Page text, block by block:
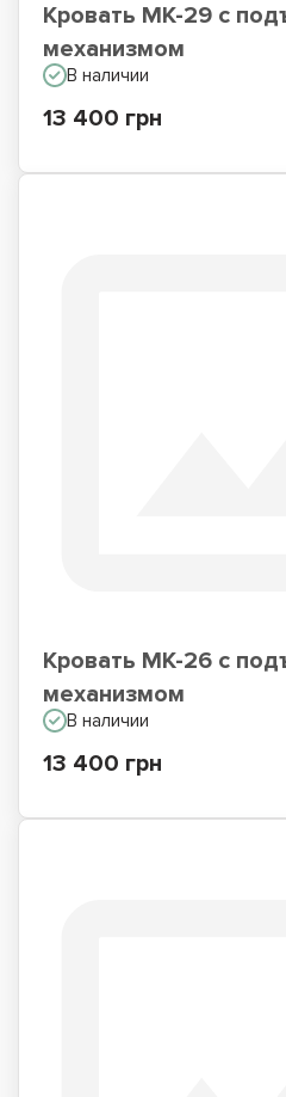
Кровать МК-29 с
механизмом
В наличии
13 400 грн
Кровать МК-26 с
механизмом
В наличии
13 400 грн